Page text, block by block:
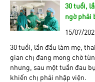
30 tuổi,
ngờ phải
15/07/
30 tuổi, lần đầu làm mẹ,
gian chị đang mong chờ
nhưng, sau một tuần đau
khiến chị phải nhập viện.